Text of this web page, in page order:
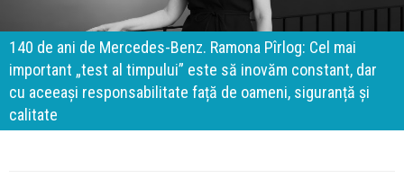
140 de ani de Mercedes-Benz. Ramona Pîrlog: Cel mai
important „test al timpului” este să inovăm constant, dar
cu aceeași responsabilitate față de oameni, siguranță și
calitate